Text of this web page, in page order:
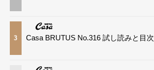
3 Casa BRUTUS No.316 試し読みと目次